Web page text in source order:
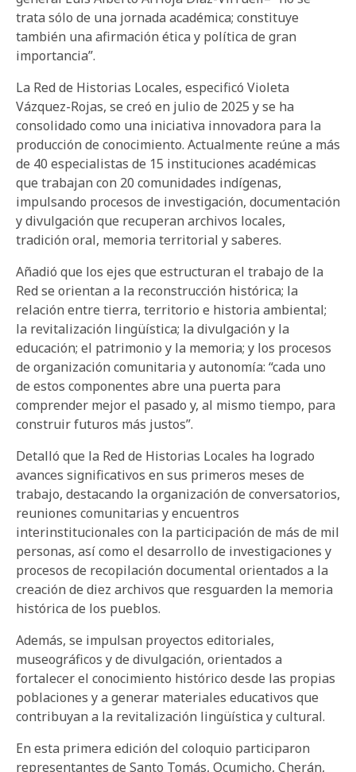
trata sólo de una jornada académica; constituye
también una afirmación ética y política de gran
importancia”.
La Red de Historias Locales, especificó Violeta
Vázquez-Rojas, se creó en julio de 2025 y se ha
consolidado como una iniciativa innovadora para la
producción de conocimiento. Actualmente reúne a más
de 40 especialistas de 15 instituciones académicas
que trabajan con 20 comunidades indígenas,
impulsando procesos de investigación, documentación
y divulgación que recuperan archivos locales,
tradición oral, memoria territorial y saberes.
Añadió que los ejes que estructuran el trabajo de la
Red se orientan a la reconstrucción histórica; la
relación entre tierra, territorio e historia ambiental;
la revitalización lingüística; la divulgación y la
educación; el patrimonio y la memoria; y los procesos
de organización comunitaria y autonomía: “cada uno
de estos componentes abre una puerta para
comprender mejor el pasado y, al mismo tiempo, para
construir futuros más justos”.
Detalló que la Red de Historias Locales ha logrado
avances significativos en sus primeros meses de
trabajo, destacando la organización de conversatorios,
reuniones comunitarias y encuentros
interinstitucionales con la participación de más de mil
personas, así como el desarrollo de investigaciones y
procesos de recopilación documental orientados a la
creación de diez archivos que resguarden la memoria
histórica de los pueblos.
Además, se impulsan proyectos editoriales,
museográficos y de divulgación, orientados a
fortalecer el conocimiento histórico desde las propias
poblaciones y a generar materiales educativos que
contribuyan a la revitalización lingüística y cultural.
En esta primera edición del coloquio participaron
representantes de Santo Tomás, Ocumicho, Cherán,